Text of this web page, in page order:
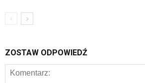
ZOSTAW ODPOWIEDŹ